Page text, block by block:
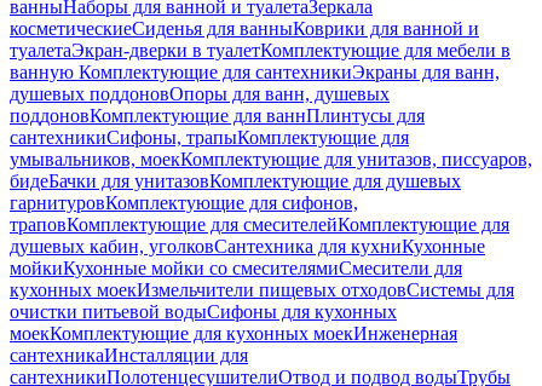
ванныНаборы для ванной и туалетаЗеркала
косметическиеСиденья для ванныКоврики для ванной и
туалетаЭкран-дверки в туалетКомплектующие для мебели в
ванную Комплектующие для сантехникиЭкраны для ванн,
душевых поддоновОпоры для ванн, душевых
поддоновКомплектующие для ваннПлинтусы для
сантехникиСифоны, трапыКомплектующие для
умывальников, моекКомплектующие для унитазов, писсуаров,
бидеБачки для унитазовКомплектующие для душевых
гарнитуровКомплектующие для сифонов,
траповКомплектующие для смесителейКомплектующие для
душевых кабин, уголковСантехника для кухниКухонные
мойкиКухонные мойки со смесителямиСмесители для
кухонных моекИзмельчители пищевых отходовСистемы для
очистки питьевой водыСифоны для кухонных
моекКомплектующие для кухонных моекИнженерная
сантехникаИнсталляции для
сантехникиПолотенцесушителиОтвод и подвод водыТрубы